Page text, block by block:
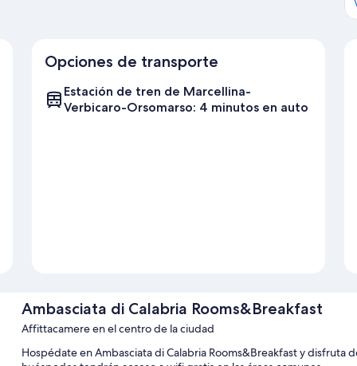
Opciones de transporte
Estación de tren de Marcellina-
Verbicaro-Orsomarso: 4 minutos en auto
Ambasciata di Calabria Rooms&Breakfast
Affittacamere en el centro de la ciudad
Hospédate en Ambasciata di Calabria Rooms&Breakfast y disfruta